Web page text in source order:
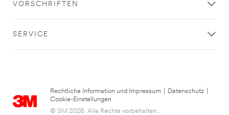
VORSCHRIFTEN
SERVICE
Rechtliche Information und Impressum Datenschutz
Cookie-Einstellungen
© 3M 2026. Alle Rechte vorbehalten..